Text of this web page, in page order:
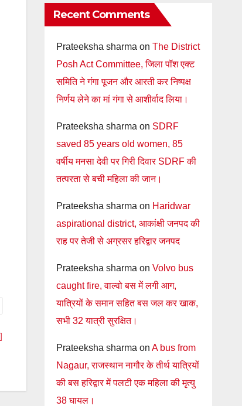
Recent Comments
Prateeksha sharma on The District
Posh Act Committee, जिला पॉश एक्ट
समिति ने गंगा पूजन और आरती कर निष्पक्ष
निर्णय लेने का मां गंगा से आशीर्वाद लिया।
Prateeksha sharma on SDRF
saved 85 years old women, 85
वर्षीय मनसा देवी पर गिरी दिवार SDRF की
तत्परता से बची महिला की जान।
Prateeksha sharma on Haridwar
aspirational district, आकांक्षी जनपद की
राह पर तेजी से अग्रसर हरिद्वार जनपद
Prateeksha sharma on Volvo bus
caught fire, वाल्वो बस में लगी आग,
यात्रियों के समान सहित बस जल कर खाक,
सभी 32 यात्री सुरक्षित।
Prateeksha sharma on A bus from
Nagaur, राजस्थान नागौर के तीर्थ यात्रियों
की बस हरिद्वार में पलटी एक महिला की मृत्यु
38 घायल।